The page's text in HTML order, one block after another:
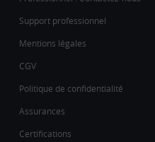
Support professionnel
Mentions légales
CGV
Politique de confidentialité
Assurances
Certifications